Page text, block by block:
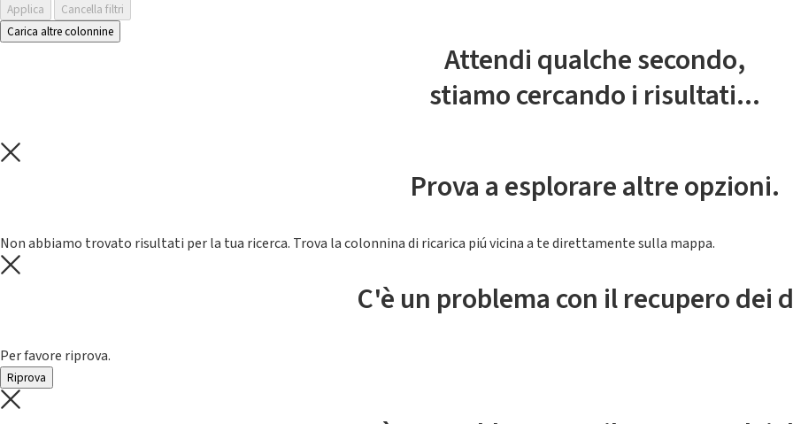
Applica
Cancella filtri
Carica altre colonnine
Attendi qualche secondo,
stiamo cercando i risultati...
Prova a esplorare altre opzioni.
Non abbiamo trovato risultati per la tua ricerca. Trova la colonnina di ricarica piú vicina a te direttamente sulla mappa.
C'è un problema con il recupero dei
Per favore riprova.
Riprova